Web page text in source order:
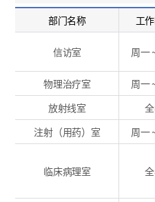
部门名称 工
信访室 周一
物理治疗室 周一
放射线室
注射（用药）室
周一
临床病理室